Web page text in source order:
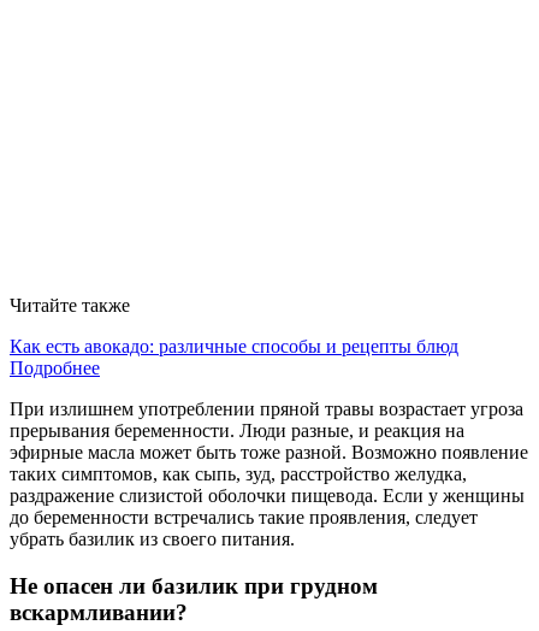
Читайте также
Как есть авокадо: различные способы и рецепты блюд
Подробнее
При излишнем употреблении пряной травы возрастает угроза
прерывания беременности. Люди разные, и реакция на
эфирные масла может быть тоже разной. Возможно появление
таких симптомов, как сыпь, зуд, расстройство желудка,
раздражение слизистой оболочки пищевода. Если у женщины
до беременности встречались такие проявления, следует
убрать базилик из своего питания.
Не опасен ли базилик при грудном
вскармливании?